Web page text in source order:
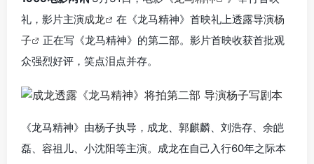
礼，影片主演成龙 在《龙马精神》首映礼上透露导演杨
子
正在写《龙马精神》的第二部。影片首映收获首批观
众强烈好评，笑点泪点并存。
《龙马精神》由杨子执导，成龙、郭麒麟、刘浩存、余皑
磊、容祖儿、小沈阳等主演。 成龙在自己入行60年之际本